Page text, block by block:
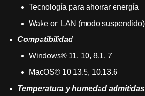
Tecnología para ahorrar energía
Wake on LAN (modo suspendido)
Compatibilidad
Windows® 11, 10, 8.1, 7
MacOS® 10.13.5, 10.13.6
Temperatura y humedad admitidas